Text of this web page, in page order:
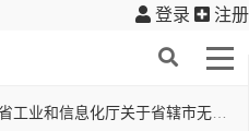
登录 注册
信息化厅关于省辖市无线电管理局2014年公开考录公务员面试确认工作的通知